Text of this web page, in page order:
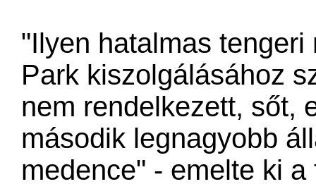
"Ilyen hatalmas
Park kiszolgálásához
nem rendelkezett, sőt,
második legnagyobb
medence" - emelte ki